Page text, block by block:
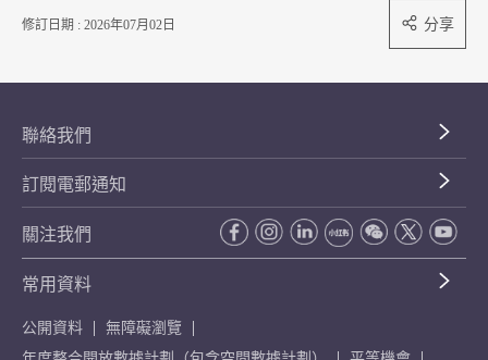
修訂日期 : 2026年07月02日 分享
聯絡我們
訂閱電郵通知
關注我們
常用資料
公開資料
無障礙瀏覽